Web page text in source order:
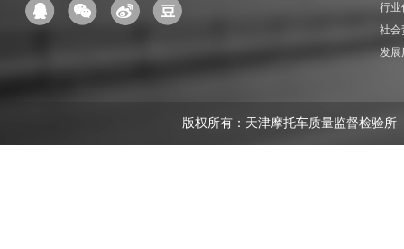
行业
社会
发展
版权所有：天津摩托车质量监督检